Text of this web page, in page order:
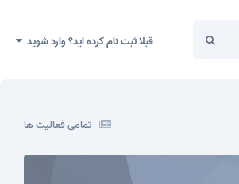
قبلا ثبت نام کرده اید؟ وارد شوید
تمامی فعالیت ها